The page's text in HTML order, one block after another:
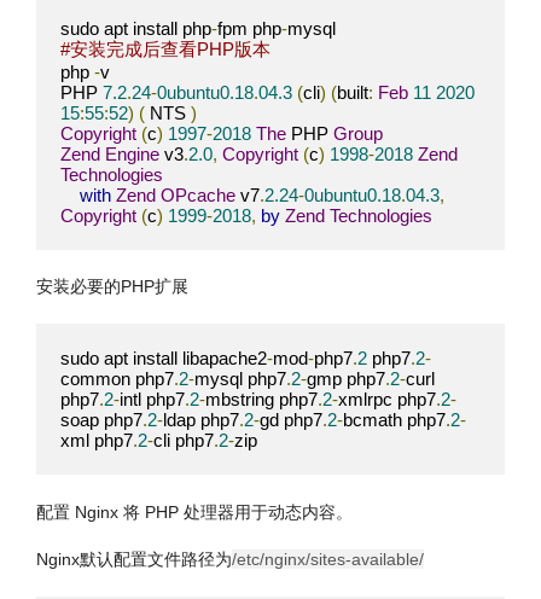
sudo apt install php-fpm php-
#安装完成后查看PHP版本
php -v
PHP 7.2.24-0ubuntu0.18.04.3 (cli) (built: Feb 11 2020
15:55:52) ( NTS )
Copyright (c) 1997-2018 The PHP Group
Zend Engine v3.2.0, Copyright (c) 1998-2018 Zend
Technologies
with Zend OPcache v7.2.24-0ubuntu0.18.04.3,
Copyright (c) 1999-2018, by Zend Technologies
安装必要的PHP扩展
sudo apt install libapache2-mod-php7.2 php7.2-
common php7.2-mysql php7.2-gmp php7.2-curl
php7.2-intl php7.2-mbstring php7.2-xmlrpc php7.2-
soap php7.2-ldap php7.2-gd php7.2-bcmath php7.2-
xml php7.2-cli php7.2-zip
配置 Nginx 将 PHP 处理器用于动态内容。
Nginx默认配置文件路径为/etc/nginx/sites-available/